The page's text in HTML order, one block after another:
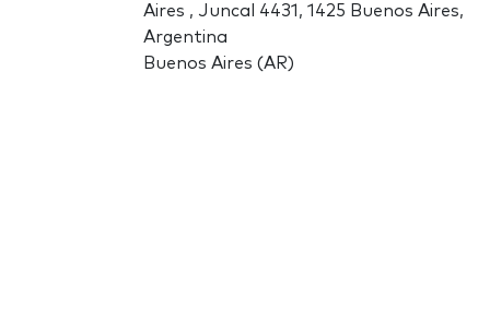
Aires , Juncal 4431, 1425 Buenos Aires,
Argentina
Buenos Aires (AR)